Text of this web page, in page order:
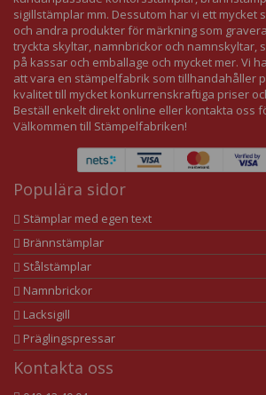
sigillstämplar mm. Dessutom har vi ett mycket
och andra produkter för märkning som
tryckta skyltar, namnbrickor och namnskyltar,
på kassar och emballage och mycket mer. Vi
att vara en stämpelfabrik som tillhandahåller
kvalitet till mycket konkurrenskraftiga priser
Beställ enkelt direkt online eller kontakta oss
Välkommen till Stämpelfabriken!
Populära sidor
Stämplar med egen text
Brännstämplar
Stålstämplar
Namnbrickor
Lacksigill
Präglingspressar
Kontakta oss